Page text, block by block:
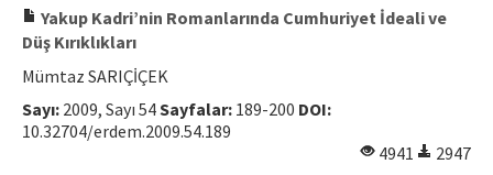
Yakup Kadri’nin Romanlarında Cumhuriyet İdeali ve
Düş Kırıklıkları
Mümtaz SARIÇİÇEK
Sayı: 2009, Sayı 54Sayfalar: 189-200 DOI:
10.32704/erdem.2009.54.189
4941
2947